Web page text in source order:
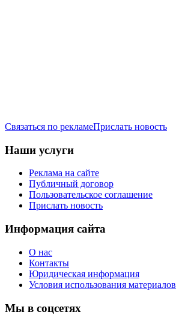
Связаться по рекламеПрислать новость
Наши услуги
Реклама на сайте
Публичный договор
Пользовательское соглашение
Прислать новость
Информация сайта
О нас
Контакты
Юридическая информация
Условия использования материалов
Мы в соцсетях